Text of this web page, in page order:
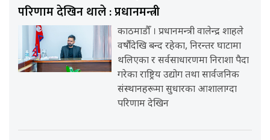
परिणाम देखिन थाले : प्रधानमन्त्री
काठमाडौँ । प्रधानमन्त्री वालेन्द्र शाहले
वर्षौंदेखि बन्द रहेका, निरन्तर घाटामा
थलिएका र सर्वसाधारणमा निराशा पैदा
गरेका राष्ट्रिय उद्योग तथा सार्वजनिक
संस्थानहरूमा सुधारका आशालाग्दा
परिणाम देखिन